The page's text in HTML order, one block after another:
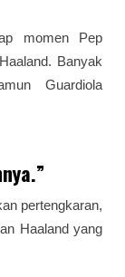
momen Pep
Banyak
Guardiola
pertengkaran,
Haaland yang